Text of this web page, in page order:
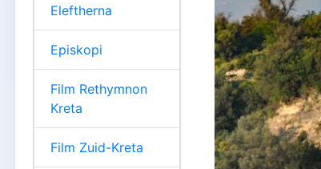
Eleftherna
Episkopi
Film Rethymnon
Kreta
Film Zuid-Kreta